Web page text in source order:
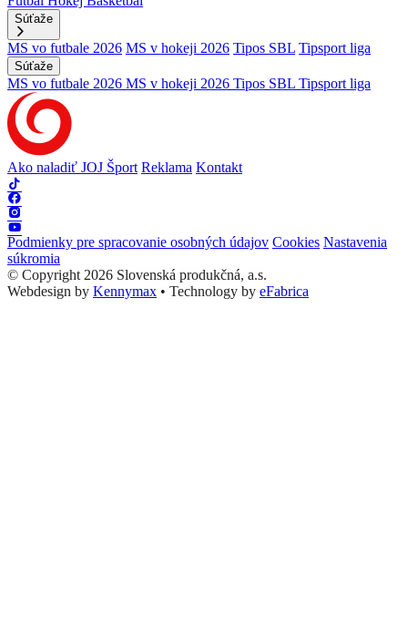
Súťaže
MS vo futbale 2026 MS v hokeji 2026 Tipos SBL Tipsport liga
Súťaže
MS vo futbale 2026 MS v hokeji 2026 Tipos SBL Tipsport liga
Ako naladiť JOJ Šport Reklama Kontakt
Podmienky pre spracovanie osobných údajov Cookies Nastavenia
súkromia
© Copyright 2026 Slovenská produkčná, a.s.
Webdesign by Kennymax • Technology by eFabrica